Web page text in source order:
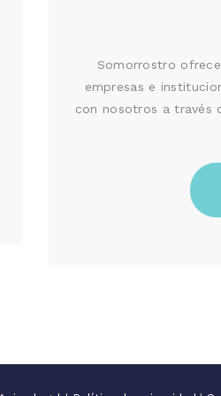
Somorrostro
empresas e
con nosotros a través